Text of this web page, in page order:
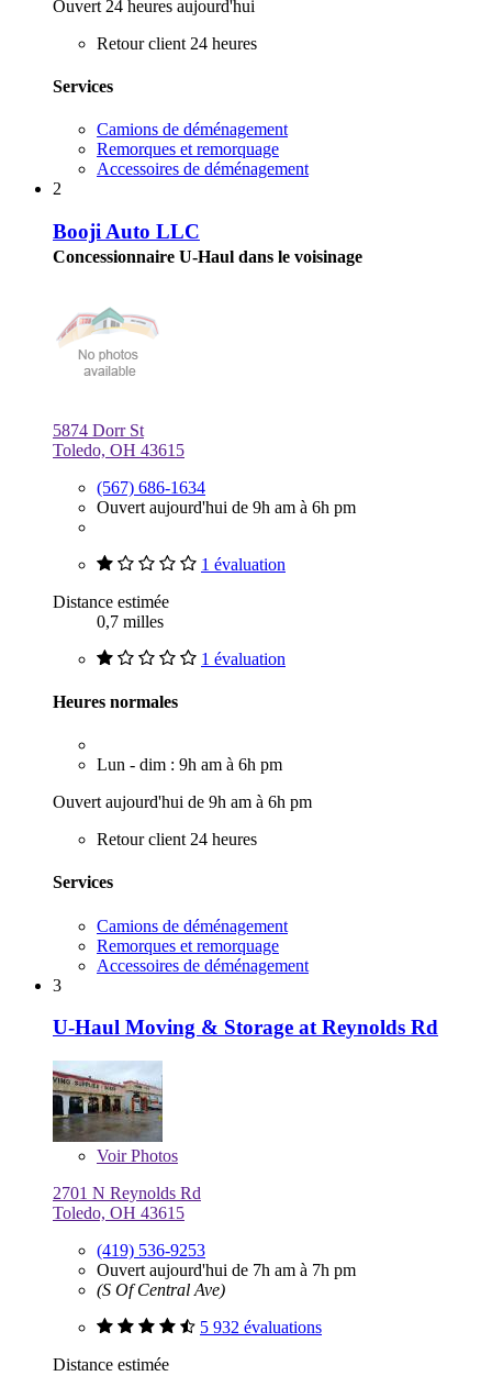
Ouvert 24 heures aujourd'hui
Retour client 24 heures
Services
Camions de déménagement
Remorques et remorquage
Accessoires de déménagement
2
Booji Auto LLC
Concessionnaire U-Haul dans le voisinage
5874 Dorr St
Toledo, OH 43615
(567) 686-1634
Ouvert aujourd'hui de 9h am à 6h pm
1 évaluation
Distance estimée
0,7 milles
1 évaluation
Heures normales
Lun - dim : 9h am à 6h pm
Ouvert aujourd'hui de 9h am à 6h pm
Retour client 24 heures
Services
Camions de déménagement
Remorques et remorquage
Accessoires de déménagement
3
U-Haul Moving & Storage at Reynolds Rd
VoirPhotos
2701 N Reynolds Rd
Toledo, OH 43615
(419) 536-9253
Ouvert aujourd'hui de 7h am à 7h pm
(S Of Central Ave)
5 932 évaluations
Distance estimée